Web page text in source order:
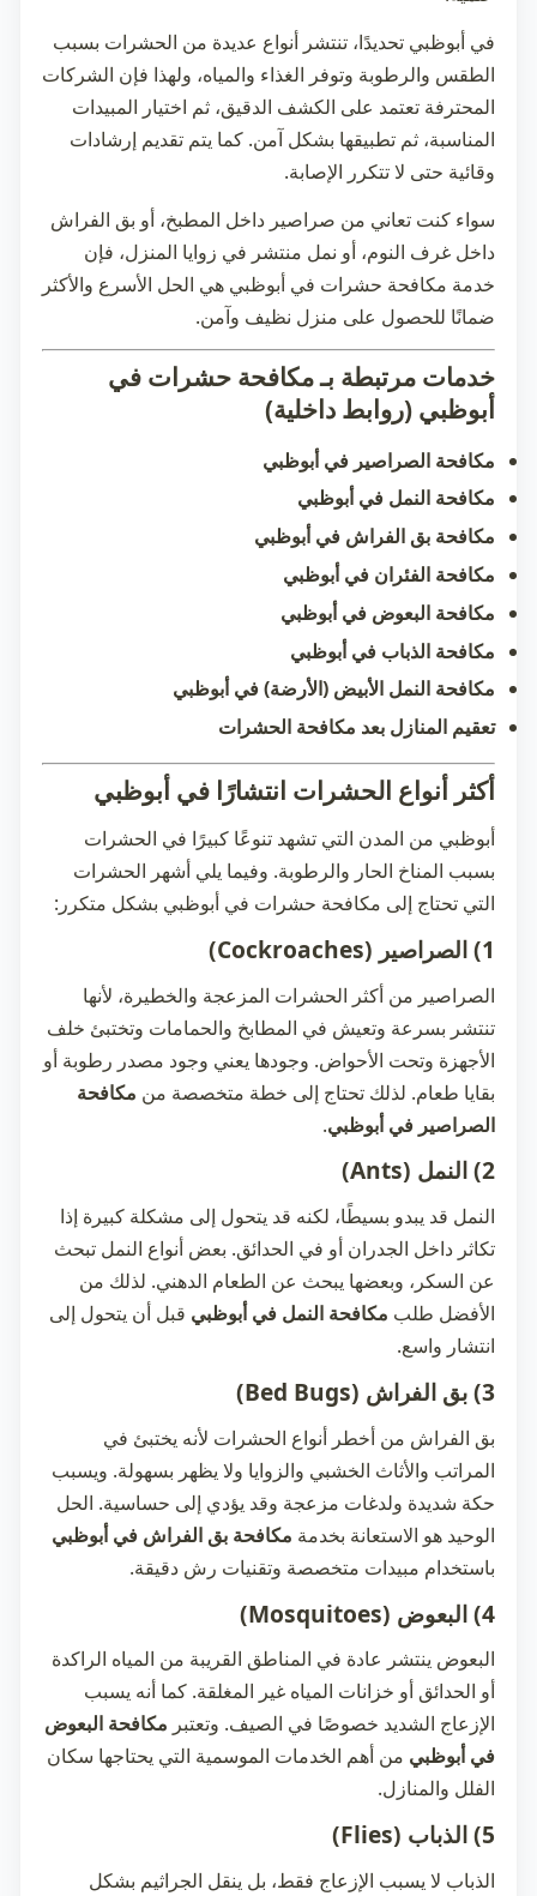
في أبوظبي تحديدًا، تنتشر أنواع عديدة من الحشرات بسبب
الطقس والرطوبة وتوفر الغذاء والمياه، ولهذا فإن الشركات
المحترفة تعتمد على الكشف الدقيق، ثم اختيار المبيدات
المناسبة، ثم تطبيقها بشكل آمن. كما يتم تقديم إرشادات
وقائية حتى لا تتكرر الإصابة.
سواء كنت تعاني من صراصير داخل المطبخ، أو بق الفراش
داخل غرف النوم، أو نمل منتشر في زوايا المنزل، فإن
خدمة مكافحة حشرات في أبوظبي هي الحل الأسرع والأكثر
ضمانًا للحصول على منزل نظيف وآمن.
خدمات مرتبطة بـ مكافحة حشرات في
أبوظبي (روابط داخلية)
مكافحة الصراصير في أبوظبي
مكافحة النمل في أبوظبي
مكافحة بق الفراش في أبوظبي
مكافحة الفئران في أبوظبي
مكافحة البعوض في أبوظبي
مكافحة الذباب في أبوظبي
مكافحة النمل الأبيض (الأرضة) في أبوظبي
تعقيم المنازل بعد مكافحة الحشرات
أكثر أنواع الحشرات انتشارًا في أبوظبي
أبوظبي من المدن التي تشهد تنوعًا كبيرًا في الحشرات
بسبب المناخ الحار والرطوبة. وفيما يلي أشهر الحشرات
التي تحتاج إلى مكافحة حشرات في أبوظبي بشكل متكرر:
1) الصراصير (Cockroaches)
الصراصير من أكثر الحشرات المزعجة والخطيرة، لأنها
تنتشر بسرعة وتعيش في المطابخ والحمامات وتختبئ خلف
الأجهزة وتحت الأحواض. وجودها يعني وجود مصدر رطوبة أو
بقايا طعام. لذلك تحتاج إلى خطة متخصصة من مكافحة
الصراصير في أبوظبي.
2) النمل (Ants)
النمل قد يبدو بسيطًا، لكنه قد يتحول إلى مشكلة كبيرة إذا
تكاثر داخل الجدران أو في الحدائق. بعض أنواع النمل تبحث
عن السكر، وبعضها يبحث عن الطعام الدهني. لذلك من
الأفضل طلب مكافحة النمل في أبوظبي قبل أن يتحول إلى
انتشار واسع.
3) بق الفراش (Bed Bugs)
بق الفراش من أخطر أنواع الحشرات لأنه يختبئ في
المراتب والأثاث الخشبي والزوايا ولا يظهر بسهولة. ويسبب
حكة شديدة ولدغات مزعجة وقد يؤدي إلى حساسية. الحل
الوحيد هو الاستعانة بخدمة مكافحة بق الفراش في أبوظبي
باستخدام مبيدات متخصصة وتقنيات رش دقيقة.
4) البعوض (Mosquitoes)
البعوض ينتشر عادة في المناطق القريبة من المياه الراكدة
أو الحدائق أو خزانات المياه غير المغلقة. كما أنه يسبب
الإزعاج الشديد خصوصًا في الصيف. وتعتبر مكافحة البعوض
في أبوظبي من أهم الخدمات الموسمية التي يحتاجها سكان
الفلل والمنازل.
5) الذباب (Flies)
الذباب لا يسبب الإزعاج فقط، بل ينقل الجراثيم بشكل